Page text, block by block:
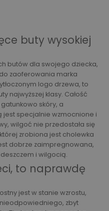
buty wysokiej
butów dla swojego dziecka,
zaoferowania marka
logo drzewa, to
najwyższej klasy. Całość
skóry, a
jest specjalnie wzmocnione i
wilgoć nie przedostała się
zrobiona jest cholewka
dobrze zaimpregnowana,
i wilgocią.
to naprawdę
jest w stanie wzrostu,
zbyt